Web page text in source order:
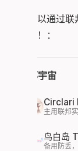
你也可以通过
得联系！：
联邦宇宙
Circlari
主用联邦
鸟白岛
备用防丢